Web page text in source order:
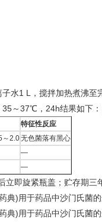
水1 L，搅拌加热煮沸至
35～37℃，24h结果如下：
特征性反应
～2.0无色菌落有黑心
—
—
立即旋紧瓶盖；贮存期三
)用于药品中沙门氏菌的
)用于药品中沙门氏菌的